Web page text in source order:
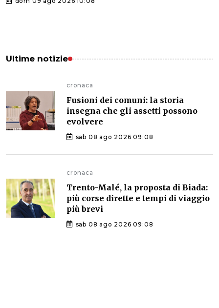
Ultime notizie
cronaca
Fusioni dei comuni: la storia
insegna che gli assetti possono
evolvere
sab 08 ago 2026 09:08
cronaca
Trento-Malé, la proposta di Biada:
più corse dirette e tempi di viaggio
più brevi
sab 08 ago 2026 09:08